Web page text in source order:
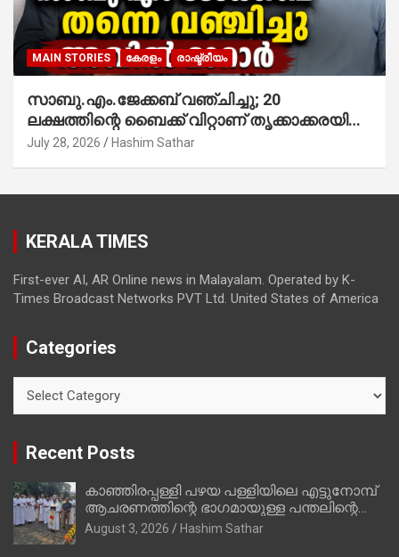
MAIN STORIES കേരളം രാഷ്ട്രീയം
സാബു.എം.ജേക്കബ് വഞ്ചിച്ചു; 20
ലക്ഷത്തിന്റെ ബൈക്ക് വിറ്റാണ് തൃക്കാക്കരയില്‍
മത്സരിച്ചത്! പ്രചാരണത്തിന് രണ്ടേ രണ്ടുപേര്‍
അഖില്‍ മാരാര്‍ ട്വന്റി 20 വിട്ടു
July 28, 2026 Hashim Sathar
KERALA TIMES
First-ever AI, AR Online news in Malayalam. Operated by K-
Times Broadcast Networks PVT Ltd. United States of America
Categories
Recent Posts
കാഞ്ഞിരപ്പള്ളി പഴയ പള്ളിയിലെ എട്ടുനോമ്പ്
ആചരണത്തിന്റെ ഭാഗമായുള്ള പന്തലിന്റെ
കാൽനാട്ട് കർമ്മം ആർച്ച് പ്രീസ്റ്റ് വെരി.
റവ.ഫാ. കുര്യൻ താമരശ്ശേരി നിർവഹിക്കുന്നു.
August 3, 2026 Hashim Sathar